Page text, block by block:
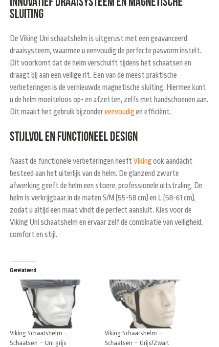
sluiting
De Viking Uni schaatshelm is uitgerust met een geavanceerd
draaisysteem, waarmee u eenvoudig de perfecte pasvorm instelt.
Dit voorkomt dat de helm verschuift tijdens het schaatsen en
draagt bij aan een veilige rit. Een van de meest praktische
verbeteringen is de vernieuwde magnetische sluiting. Hiermee kunt
u de helm moeiteloos op- en afzetten, zelfs met handschoenen aan.
Dit maakt het gebruik bijzondereenvoudigen efficiënt.
Stijlvol en functioneel design
Naast de functionele verbeteringen heeftVikingook aandacht
besteed aan het uiterlijk van de helm. De glanzend zwarte
afwerking geeft de helm een stoere, professionele uitstraling. De
helm is verkrijgbaar in de maten S/M (55-58 cm) en L (58-61 cm),
zodat u altijd een maat vindt die perfect aansluit. Kies voor de
Viking Uni schaatshelm en ervaar zelf de combinatie van veiligheid,
comfort en stijl.
Gerelateerd
Viking Schaatshelm –
Schaatsen – Uni grijs
Viking Schaatshelm –
Schaatsen – Grijs/Zwart